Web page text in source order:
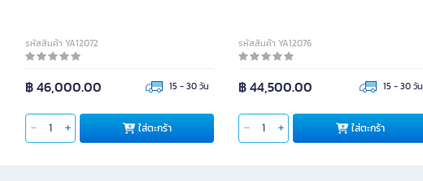
รหัสสินค้า YA12072
฿ 46,000.00 15 - 30 วัน
ใส่ตะกร้า
รหัสสินค้า YA12076
฿ 44,500.00 15 - 30 วัน
ใส่ตะกร้า